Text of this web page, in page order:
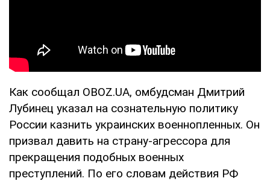
Как сообщал OBOZ.UA, омбудсман Дмитрий
Лубинец указал на сознательную политику
России казнить украинских военнопленных. Он
призвал давить на страну-агрессора для
прекращения подобных военных
преступлений. По его словам действия РФ